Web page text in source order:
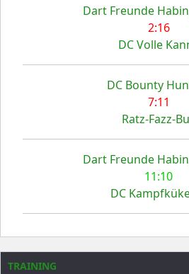
Dart Freunde
2:16
DC Volle
DC Bounty
7:11
Ratz-Fazz-
Dart Freunde
11:10
DC
TRAINING